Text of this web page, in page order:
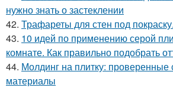
нужно знать о застеклении
42. Трафареты для стен под
43. 10 идей по применению серой
комнате. Как правильно подобрать
44. Молдинг на плитку: проверенные
материалы